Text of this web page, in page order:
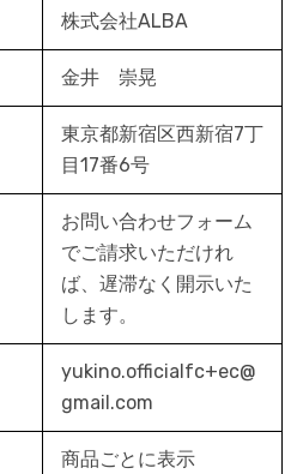
株式会社ALBA
金井 崇晃
東京都新宿区西新宿7丁
目17番6号
お問い合わせフォーム
でご請求いただけれ
ば、遅滞なく開示いた
します。
yukino.officialfc+ec@
gmail.com
商品ごとに表示